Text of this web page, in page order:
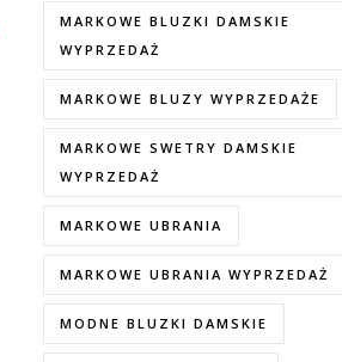
MARKOWE BLUZKI DAMSKIE
WYPRZEDAŻ
MARKOWE BLUZY WYPRZEDAŻE
MARKOWE SWETRY DAMSKIE
WYPRZEDAŻ
MARKOWE UBRANIA
MARKOWE UBRANIA WYPRZEDAŻ
MODNE BLUZKI DAMSKIE